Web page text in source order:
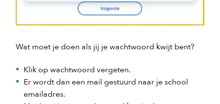
Wat moet je doen als jij je wachtwoord kwijt bent?
Klik op wachtwoord vergeten.
Er wordt dan een mail gestuurd naar je school
emailadres.